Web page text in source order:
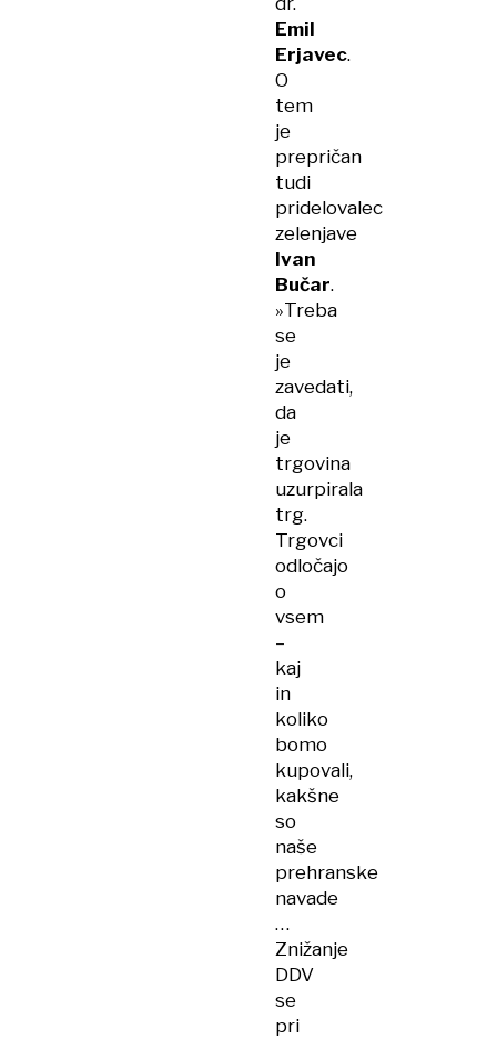
Emil
Erjavec.
O
tem
je
prepričan
tudi
pridelovalec
zelenjave
Ivan
Bučar.
»Treba
se
je
zavedati,
da
je
trgovina
uzurpirala
trg.
Trgovci
odločajo
o
vsem
–
kaj
in
koliko
bomo
kupovali,
kakšne
so
naše
prehranske
navade
…
Znižanje
DDV
se
pri